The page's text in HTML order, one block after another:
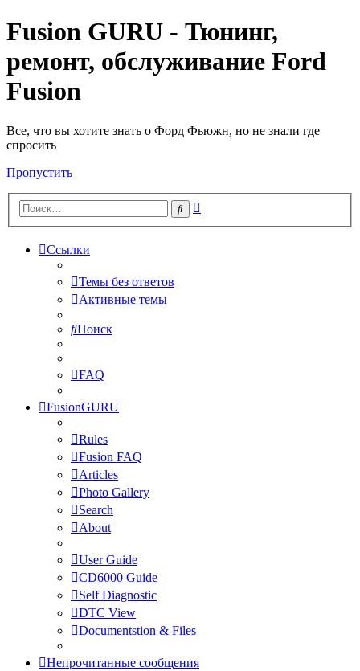
Fusion GURU - Тюнинг,
ремонт, обслуживание Ford
Fusion
Все, что вы хотите знать о Форд Фьюжн, но не знали где
спросить
Пропустить
Поиск
Ссылки
Темы без ответов
Активные темы
Поиск
FAQ
FusionGURU
Rules
Fusion FAQ
Articles
Photo Gallery
Search
About
User Guide
CD6000 Guide
Self Diagnostic
DTC View
Documentstion & Files
Непрочитанные сообщения